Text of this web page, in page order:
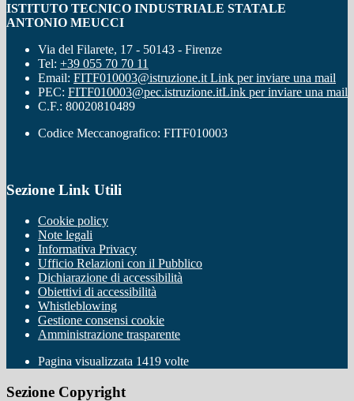
ISTITUTO TECNICO INDUSTRIALE STATALE
ANTONIO MEUCCI
Via del Filarete, 17 - 50143 - Firenze
Tel: +39 055 70 70 11
Email: FITF010003@istruzione.it Link per inviare una mail
PEC: FITF010003@pec.istruzione.itLink per inviare una mail
C.F.: 80020810489
Codice Meccanografico: FITF010003
Sezione Link Utili
Cookie policy
Note legali
Informativa Privacy
Ufficio Relazioni con il Pubblico
Dichiarazione di accessibilità
Obiettivi di accessibilità
Whistleblowing
Gestione consensi cookie
Amministrazione trasparente
Pagina visualizzata 1419 volte
Sezione Copyright